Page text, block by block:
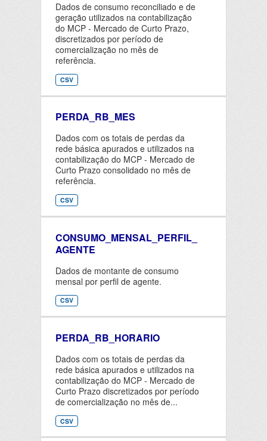
Dados de consumo reconciliado e de
geração utilizados na contabilização
do MCP - Mercado de Curto Prazo,
discretizados por período de
comercialização no mês de
referência.
CSV
PERDA_RB_MES
Dados com os totais de perdas da
rede básica apurados e utilizados na
contabilização do MCP - Mercado de
Curto Prazo consolidado no mês de
referência.
CSV
CONSUMO_MENSAL_PERFIL_
AGENTE
Dados de montante de consumo
mensal por perfil de agente.
CSV
PERDA_RB_HORARIO
Dados com os totais de perdas da
rede básica apurados e utilizados na
contabilização do MCP - Mercado de
Curto Prazo discretizados por período
de comercialização no mês de...
CSV